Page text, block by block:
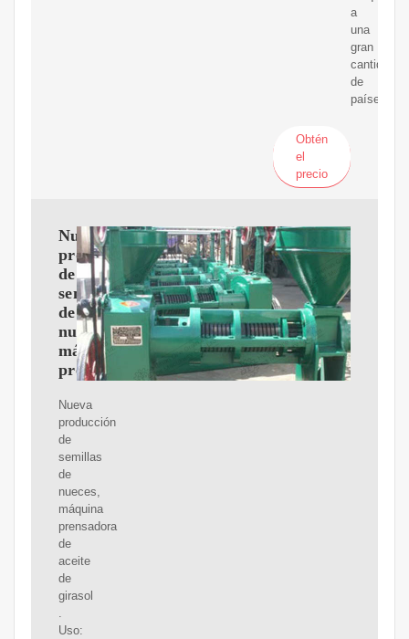
a
una
gran
cantidad
de
países.
Obtén
el
precio
Nueva
producción
de
semillas
de
nueces,
máquina
prensadora
Nueva
producción
de
semillas
de
nueces,
máquina
prensadora
de
aceite
de
girasol
.
Uso: